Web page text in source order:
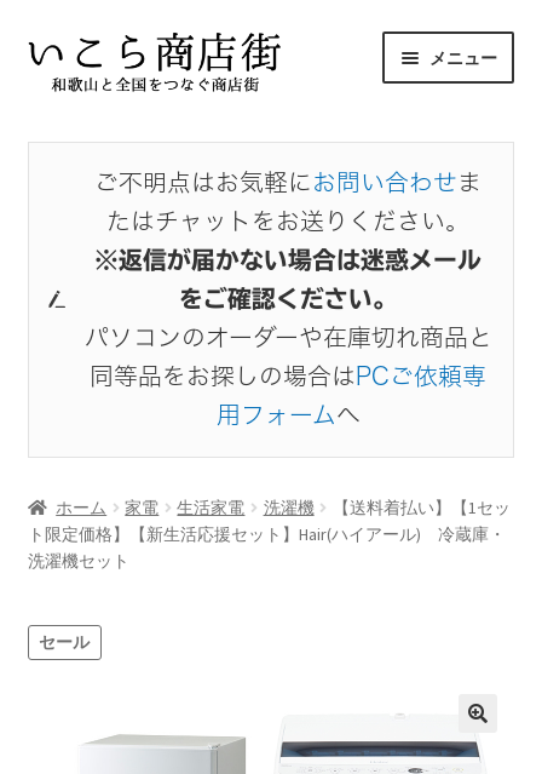
ナ
コ
メニュー
ブ
メ
ー
展
開
商品から探す
出店者から探す
ブ
ニ
ュ
展
お気に入り
マイアカウント
ご不明点はお気軽に お問い合わせ ま
たはチャットをお送りください。
※返信が届かない場合は迷惑メール
をご確認ください。
パソコンのオーダーや在庫切れ商品と
同等品をお探しの場合は PCご依頼専
用フォーム へ
ホーム 家電 生活家電 洗濯機
【送料着払い】【1セッ
ト限定価格】【新生活応援セット】Hair(ハイアール) 冷蔵庫・
洗濯機セット
セール